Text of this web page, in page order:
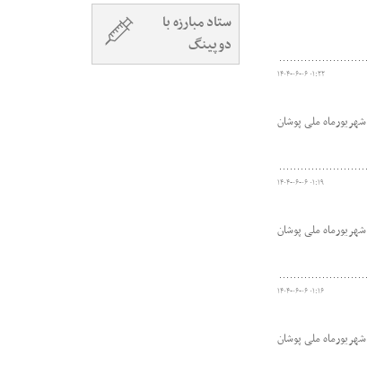
۱۴۰۴-۰۶-۰۶ ۰۱:۲۲
فدراسیون پزشکی ورزشی در ادامه انجام معاینات تخصصی ورزشکاران اعزامی به بازی‌های همبستگی کشورهای اسلامی و آسیایی جوانان روز چهارشنبه ۵ شهریورماه ملی پوشان
۱۴۰۴-۰۶-۰۶ ۰۱:۱۹
فدراسیون پزشکی ورزشی در ادامه انجام معاینات تخصصی ورزشکاران اعزامی به بازی‌های همبستگی کشورهای اسلامی و آسیایی جوانان روز چهارشنبه ۵ شهریورماه ملی پوشان
۱۴۰۴-۰۶-۰۶ ۰۱:۱۶
فدراسیون پزشکی ورزشی در ادامه انجام معاینات تخصصی ورزشکاران اعزامی به بازی‌های همبستگی کشورهای اسلامی و آسیایی جوانان روز چهارشنبه ۵ شهریورماه ملی پوشان
ستاد مبارزه با
دوپینگ